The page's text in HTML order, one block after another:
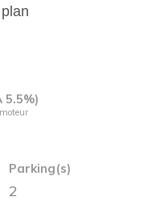
5.5%)
Parking(s)
2